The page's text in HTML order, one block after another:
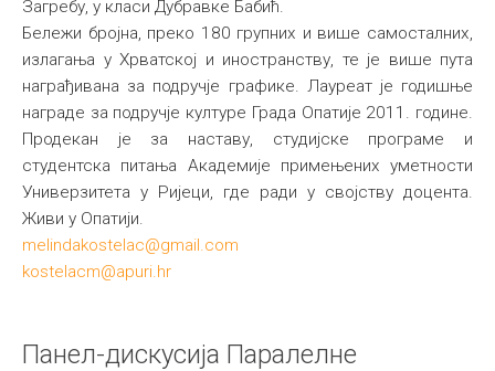
Загребу, у класи Дубравке Бабић.
Бележи бројна, преко 180 групних и више самосталних,
излагања у Хрватској и иностранству, те је више пута
награђивана за подручје графике. Лауреат је годишње
награде за подручје културе Града Опатије 2011. године.
Продекан је за наставу, студијске програме и
студентска питања Академије примењених уметности
Универзитета у Ријеци, где ради у својству доцента.
Живи у Опатији.
melindakostelac@gmail.com
kostelacm@apuri.hr
Панел-дискусија Паралелне